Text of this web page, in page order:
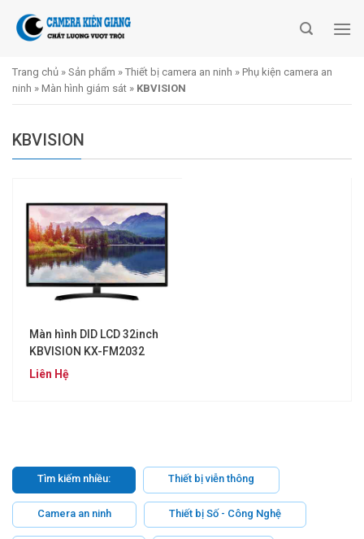
Trang chủ » Sản phẩm » Thiết bị camera an ninh » Phụ kiện camera an
ninh » Màn hình giám sát » KBVISION
KBVISION
Màn hình DID LCD 32inch
KBVISION KX-FM2032
Liên Hệ
Tìm kiếm nhiều: Thiết bị viễn thông
Camera an ninh Thiết bị Số - Công Nghệ